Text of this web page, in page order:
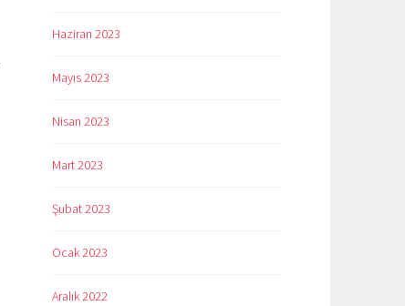
Haziran 2023
Mayıs 2023
Nisan 2023
Mart 2023
Şubat 2023
Ocak 2023
Aralık 2022